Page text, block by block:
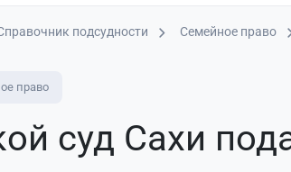
подсудности Семейное право
право
суд Сахи